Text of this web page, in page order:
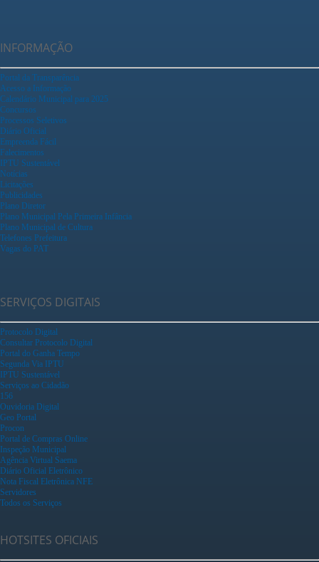
INFORMAÇÃO
Portal da Transparência
Acesso a Informação
Calendário Municipal para 2025
Concursos
Processos Seletivos
Diário Oficial
Empreenda Fácil
Falecimentos
IPTU Sustentável
Notícias
Licitações
Publicidades
Plano Diretor
Plano Municipal Pela Primeira Infância
Plano Municipal de Cultura
Telefones Prefeitura
Vagas do PAT
SERVIÇOS DIGITAIS
Protocolo Digital
Consultar Protocolo Digital
Portal do Ganha Tempo
Segunda Via IPTU
IPTU Sustentável
Serviços ao Cidadão
156
Ouvidoria Digital
Geo Portal
Procon
Portal de Compras Online
Inspeção Municipal
Agência Virtual Saema
Diário Oficial Eletrônico
Nota Fiscal Eletrônica NFE
Servidores
Todos os Serviços
HOTSITES OFICIAIS